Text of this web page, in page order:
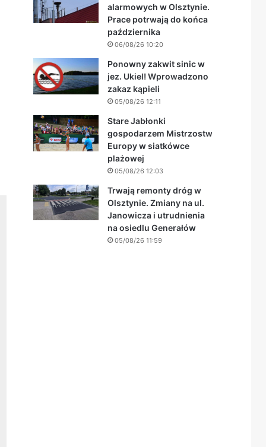
alarmowych w Olsztynie.
Prace potrwają do końca
października
06/08/26 10:20
Ponowny zakwit sinic w
jez. Ukiel! Wprowadzono
zakaz kąpieli
05/08/26 12:11
Stare Jabłonki
gospodarzem Mistrzostw
Europy w siatkówce
plażowej
05/08/26 12:03
Trwają remonty dróg w
Olsztynie. Zmiany na ul.
Janowicza i utrudnienia
na osiedlu Generałów
05/08/26 11:59